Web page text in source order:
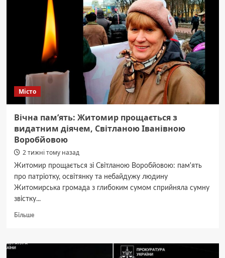
Житомирщині
поліція
знайшла
пенсіонерку
Місто
Вічна пам’ять: Житомир прощається з
видатним діячем, Світланою Іванівною
Воробйовою
2 тижні тому назад
Житомир прощається зі Світланою Воробйовою: пам'ять
про патріотку, освітянку та небайдужу людину
Житомирська громада з глибоким сумом сприйняла сумну
звістку...
БільшеДокладніше
пам’ять: